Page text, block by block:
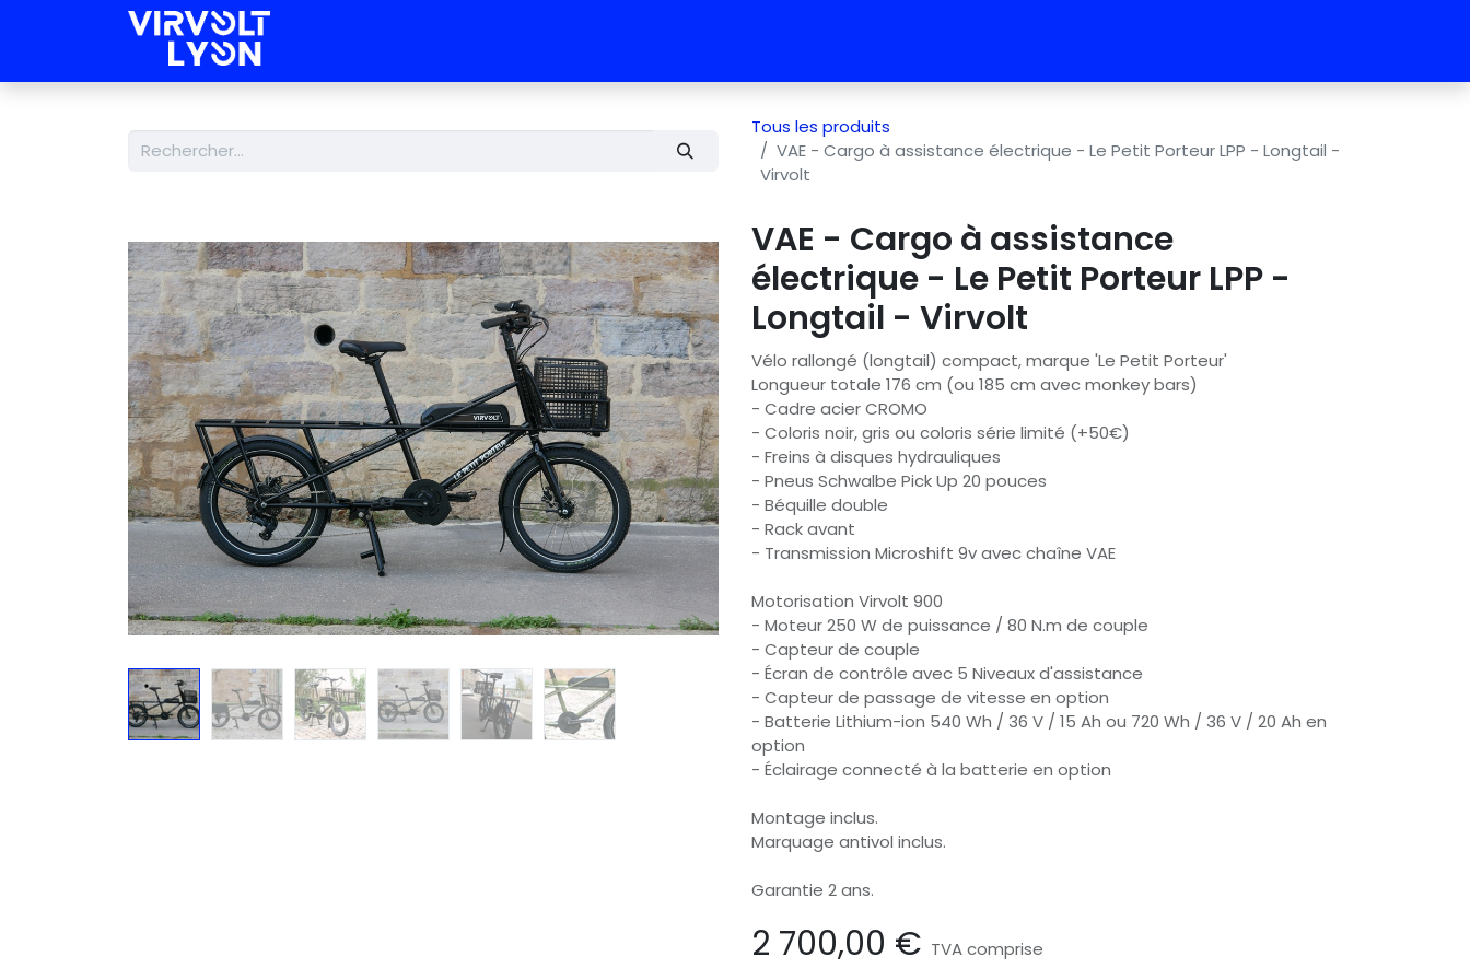
Tous les produits
VAE - Cargo à assistance électrique - Le Petit Porteur LPP - Longtail -
Virvolt
VAE - Cargo à assistance
électrique - Le Petit Porteur LPP -
Longtail - Virvolt
Vélo rallongé (longtail) compact, marque 'Le Petit Porteur'
Longueur totale 176 cm (ou 185 cm avec monkey bars)
- Cadre acier CROMO
- Coloris noir, gris ou coloris série limité (+50€)
- Freins à disques hydrauliques
- Pneus Schwalbe Pick Up 20 pouces
- Béquille double
- Rack avant
- Transmission Microshift 9v avec chaîne VAE
Motorisation Virvolt 900
- Moteur 250 W de puissance / 80 N.m de couple
- Capteur de couple
- Écran de contrôle avec 5 Niveaux d'assistance
- Capteur de passage de vitesse en option
- Batterie Lithium-ion 540 Wh / 36 V / 15 Ah ou 720 Wh / 36 V / 20 Ah en
option
- Éclairage connecté à la batterie en option
Montage inclus.
Marquage antivol inclus.
Garantie 2 ans.
2 700,00 € TVA comprise